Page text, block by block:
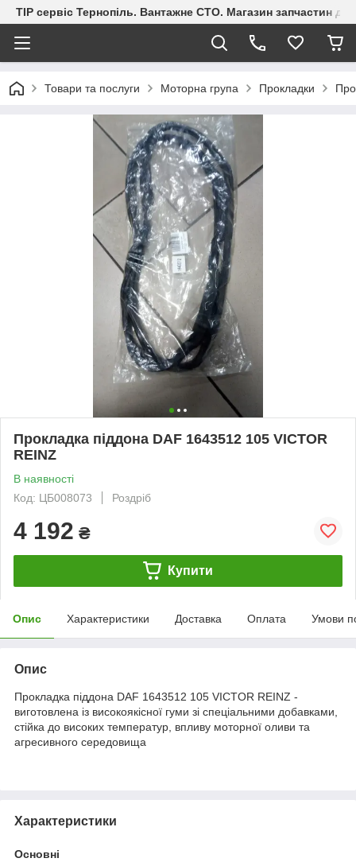
ТІР сервіс Тернопіль. Вантажне СТО. Магазин запчастин
Товари та послуги Моторна група Прокладки
Прокладка піддона DAF 1643512 105 VICTOR
REINZ
В наявності
Код: ЦБ008073
Роздріб
4 192 ₴
Купити
Опис Характеристики Доставка Оплата Умови
Опис
Прокладка піддона DAF 1643512 105 VICTOR REINZ -
виготовлена із високоякісної гуми зі спеціальними добавками,
стійка до високих температур, впливу моторної оливи та
агресивного середовища
Характеристики
Основні